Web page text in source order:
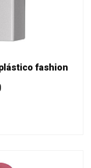
fashion